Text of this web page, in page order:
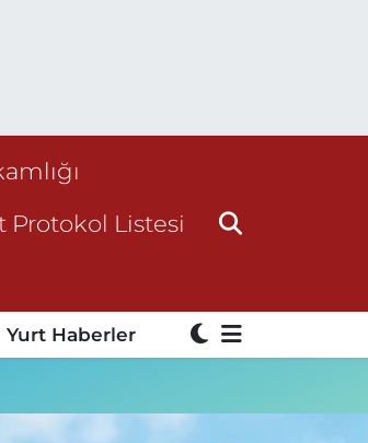
Protokol Listesi
Yurt Haberler